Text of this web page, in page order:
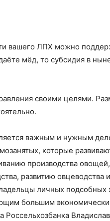
вашего ЛПХ можно
мёд, то субсидия в
своими целями.
важным и нужным
, которые
производства
развитию овцеводства
личных подсобных
большим
Россельхозбанка